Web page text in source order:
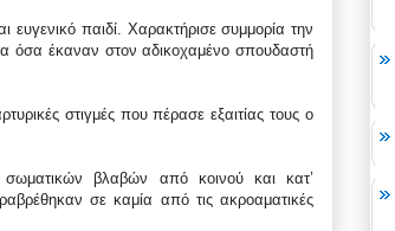
παιδί. Χαρακτήρισε συμμορία την
όσα έκαναν στον αδικοχαμένο σπουδαστή
στιγμές που πέρασε εξαιτίας τους ο
βλαβών από κοινού και κατ’
σε καμία από τις ακροαματικές